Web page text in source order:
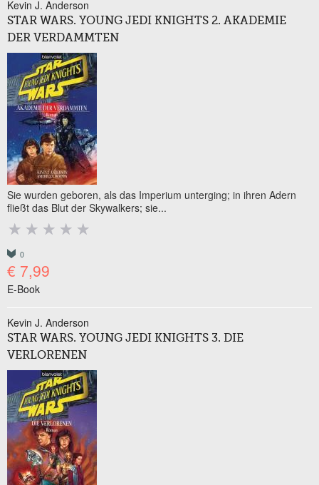
Kevin J. Anderson
STAR WARS. YOUNG JEDI KNIGHTS 2. AKADEMIE
DER VERDAMMTEN
Sie wurden geboren, als das Imperium unterging; in ihren Adern
fließt das Blut der Skywalkers; sie...
0
€ 7,99
E-Book
Kevin J. Anderson
STAR WARS. YOUNG JEDI KNIGHTS 3. DIE
VERLORENEN